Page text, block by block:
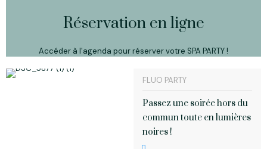
Réservation en ligne
Accéder à l'agenda pour réserver votre SPA PARTY !
FLUO PARTY
Passez une soirée hors du
commun toute en lumières
noires !